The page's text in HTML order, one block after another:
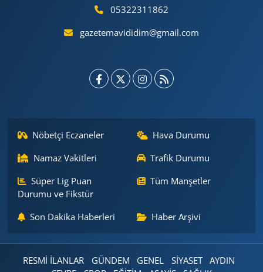
05322311862
gazetemavididim@gmail.com
Nöbetçi Eczaneler
Hava Durumu
Namaz Vakitleri
Trafik Durumu
Süper Lig Puan
Durumu ve Fikstür
Tüm Manşetler
Son Dakika Haberleri Haber Arşivi
RESMİ İLANLAR GÜNDEM GENEL SİYASET
AYDIN